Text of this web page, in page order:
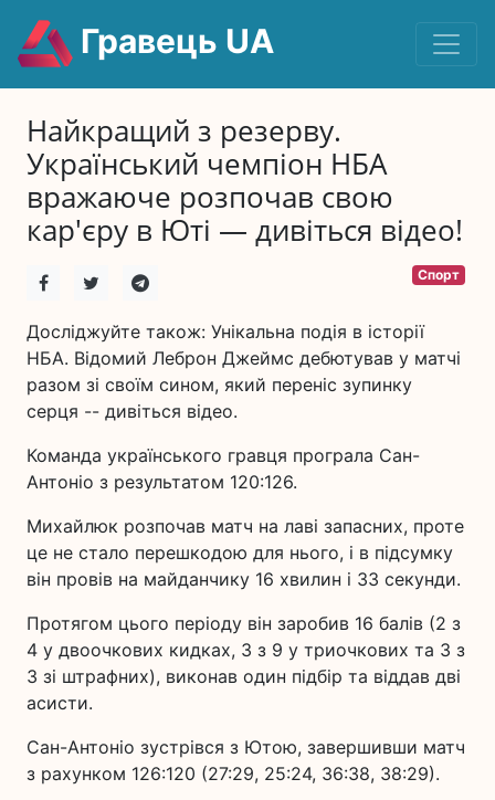
Гравець UA
Найкращий з резерву.
Український чемпіон НБА
вражаюче розпочав свою
кар'єру в Юті — дивіться відео!
Спорт
Досліджуйте також: Унікальна подія в історії
НБА. Відомий Леброн Джеймс дебютував у матчі
разом зі своїм сином, який переніс зупинку
серця -- дивіться відео.
Команда українського гравця програла Сан-
Антоніо з результатом 120:126.
Михайлюк розпочав матч на лаві запасних, проте
це не стало перешкодою для нього, і в підсумку
він провів на майданчику 16 хвилин і 33 секунди.
Протягом цього періоду він заробив 16 балів (2 з
4 у двоочкових кидках, 3 з 9 у триочкових та 3 з
3 зі штрафних), виконав один підбір та віддав дві
асисти.
Сан-Антоніо зустрівся з Ютою, завершивши матч
з рахунком 126:120 (27:29, 25:24, 36:38, 38:29).